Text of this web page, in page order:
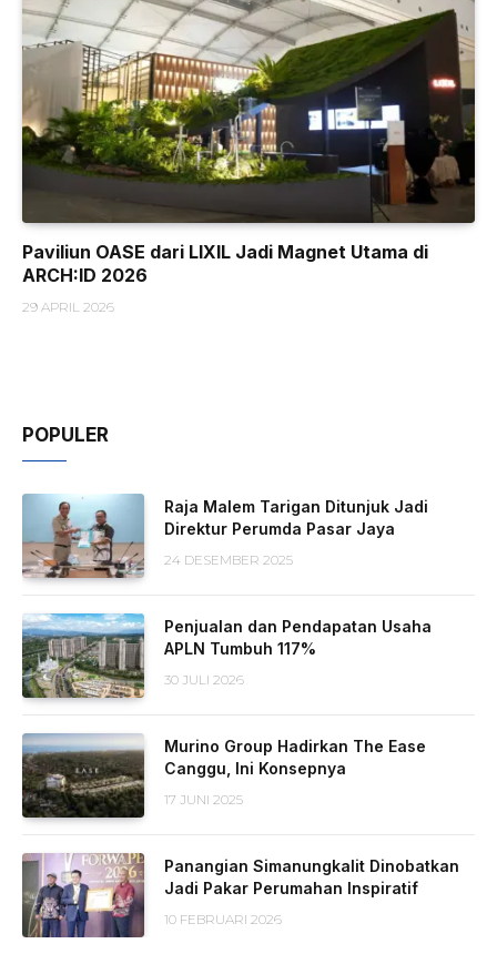
Paviliun OASE dari LIXIL Jadi Magnet Utama di
ARCH:ID 2026
29 APRIL 2026
POPULER
Raja Malem Tarigan Ditunjuk Jadi
Direktur Perumda Pasar Jaya
24 DESEMBER 2025
Penjualan dan Pendapatan Usaha
APLN Tumbuh 117%
30 JULI 2026
Murino Group Hadirkan The Ease
Canggu, Ini Konsepnya
17 JUNI 2025
Panangian Simanungkalit Dinobatkan
Jadi Pakar Perumahan Inspiratif
10 FEBRUARI 2026